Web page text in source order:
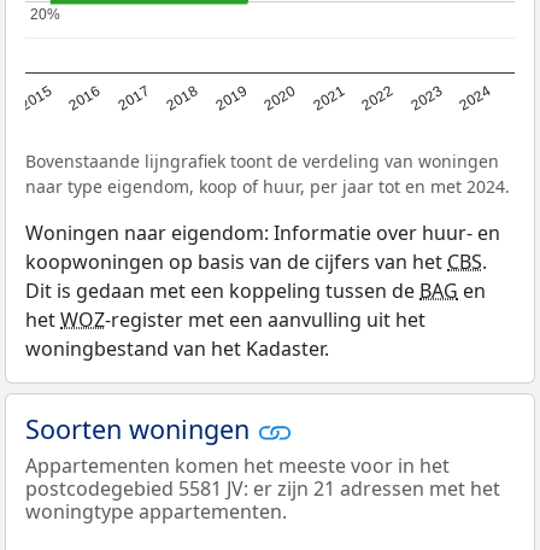
2015 2016 2017 2018 2019 2020 2021 2022 2023 2024
20%
20%
Bovenstaande lijngrafiek toont de verdeling van woningen
naar type eigendom, koop of huur, per jaar tot en met 2024.
Woningen naar eigendom: Informatie over huur- en
koopwoningen op basis van de cijfers van het CBS.
Dit is gedaan met een koppeling tussen de BAG en
hetWOZ-register met een aanvulling uit het
woningbestand van het Kadaster.
Soorten woningen
Appartementen komen het meeste voor in het
postcodegebied 5581 JV: er zijn 21 adressen met het
woningtype appartementen.